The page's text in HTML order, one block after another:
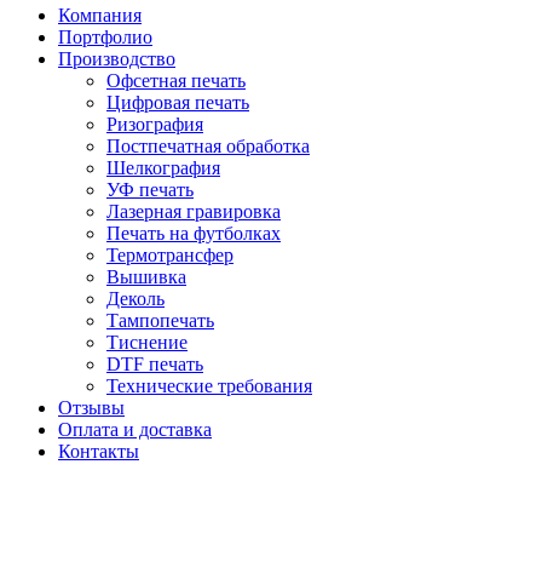
Компания
Портфолио
Производство
Офсетная печать
Цифровая печать
Ризография
Постпечатная обработка
Шелкография
УФ печать
Лазерная гравировка
Печать на футболках
Термотрансфер
Вышивка
Деколь
Тампопечать
Тиснение
DTF печать
Технические требования
Отзывы
Оплата и доставка
Контакты